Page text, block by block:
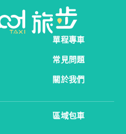
單程專車
常見問題
關於我們
區域包車